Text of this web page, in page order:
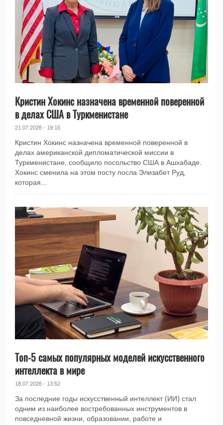
Кристин Хокинс назначена временной поверенной
в делах США в Туркменистане
21.07.2026 - 19:15
Кристин Хокинс назначена временной поверенной в
делах американской дипломатической миссии в
Туркменистане, сообщило посольство США в Ашхабаде.
Хокинс сменила на этом посту посла Элизабет Руд,
которая...
Топ-5 самых популярных моделей искусственного
интеллекта в мире
18.07.2026 - 13:52
За последние годы искусственный интеллект (ИИ) стал
одним из наиболее востребованных инструментов в
повседневной жизни, образовании, работе и